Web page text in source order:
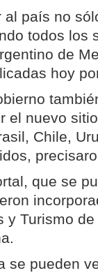
al país no
todos los
de
hoy
el nuevo
Chile,
que se
y Turismo
se pueden